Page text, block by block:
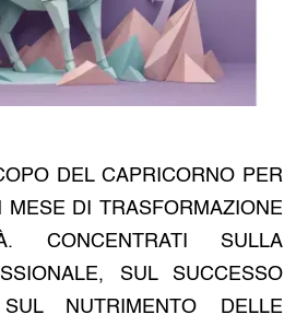
DEL CAPRICORNO PER
DI TRASFORMAZIONE
CONCENTRATI SULLA
SUL SUCCESSO
NUTRIMENTO DELLE